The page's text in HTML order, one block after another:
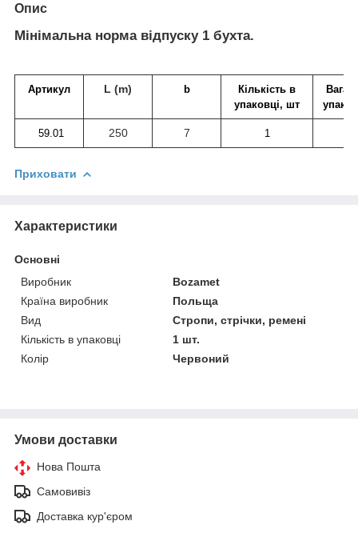
Опис
Мінімальна норма відпуску 1 бухта.
Артикул L (m) b
Кількість в
упаковці, шт
Вага
59.01 250 7 1
Приховати
Характеристики
Основні
Виробник
Bozamet
Країна виробник
Польща
Вид
Стропи, стрічки, ремені
Кількість в упаковці
1 шт.
Колір
Червоний
Умови доставки
Нова Пошта
Самовивіз
Доставка кур'єром